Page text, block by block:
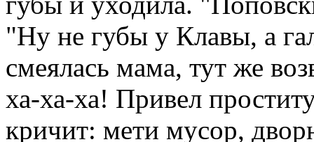
"Ну не губы у Клавы, а
смеялась мама, тут же
ха-ха-ха! Привел
кричит: мети мусор,